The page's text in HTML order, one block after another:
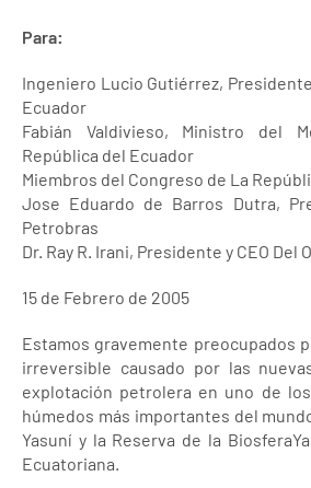
Para:
Ingeniero Lucio Gutiérrez,
Ecuador
Fabián Valdivieso, Ministro del
República del Ecuador
Miembros del Congreso de La
Jose Eduardo de Barros Dutra,
Petrobras
Dr. Ray R. Irani, Presidente y CEO
15 de Febrero de 2005
Estamos gravemente preocupados
irreversible causado por las
explotación petrolera en uno de
húmedos más importantes del
Yasuní y la Reserva de la
Ecuatoriana.